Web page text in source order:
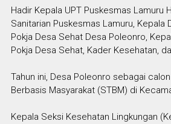
Hadir Kepala UPT Puskesmas Lamuru
Sanitarian Puskesmas Lamuru, Kepala
Pokja Desa Sehat Desa Poleonro,
Pokja Desa Sehat, Kader Kesehatan,
Tahun ini, Desa Poleonro sebagai
Berbasis Masyarakat (STBM) di
Kepala Seksi Kesehatan Lingkungan